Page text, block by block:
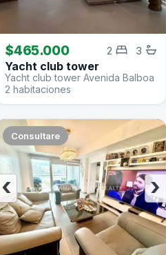
$465.000 3
2
Yacht club tower
Yacht club tower Avenida Balboa
2 habitaciones
Consultare
›
‹